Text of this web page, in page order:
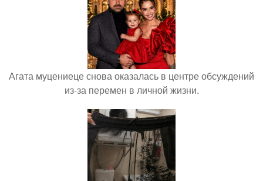
Агата муцениеце снова оказалась в центре обсуждений
из-за перемен в личной жизни.